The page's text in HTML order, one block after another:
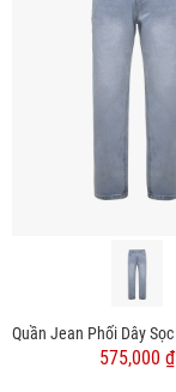
575,000 ₫